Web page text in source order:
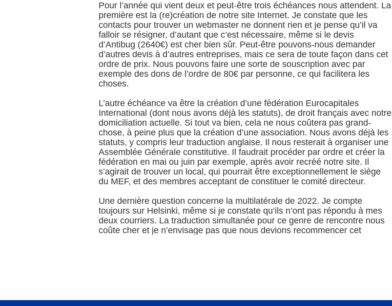
Pour l’année qui vient deux et peut-être trois échéances nous attendent. La
première est la (re)création de notre site Internet. Je constate que les
contacts pour trouver un webmaster ne donnent rien et je pense qu’il va
falloir se résigner, d’autant que c’est nécessaire, même si le devis
d’Antibug (2640€) est cher bien sûr. Peut-être pouvons-nous demander
d’autres devis à d’autres entreprises, mais ce sera de toute façon dans cet
ordre de prix. Nous pouvons faire une sorte de souscription avec par
exemple des dons de l’ordre de 80€ par personne, ce qui facilitera les
choses.
L’autre échéance va être la création d’une fédération Eurocapitales
International (dont nous avons déjà les statuts), de droit français avec notre
domiciliation actuelle. Si tout va bien, cela ne nous coûtera pas grand-
chose, à peine plus que la création d’une association. Nous avons déjà les
statuts, y compris leur traduction anglaise. Il nous resterait à organiser une
Assemblée Générale constitutive. Il faudrait procéder par ordre et créer la
fédération en mai ou juin par exemple, après avoir recréé notre site. Il
s’agirait de trouver un local, qui pourrait être exceptionnellement le siège
du MEF, et des membres acceptant de constituer le comité directeur.
Une dernière question concerne la multilatérale de 2022. Je compte
toujours sur Helsinki, même si je constate qu’ils n’ont pas répondu à mes
deux courriers. La traduction simultanée pour ce genre de rencontre nous
coûte cher et je n’envisage pas que nous devions recommencer cet